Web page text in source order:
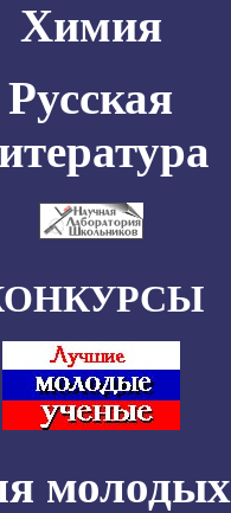
Химия
Русская
молодых